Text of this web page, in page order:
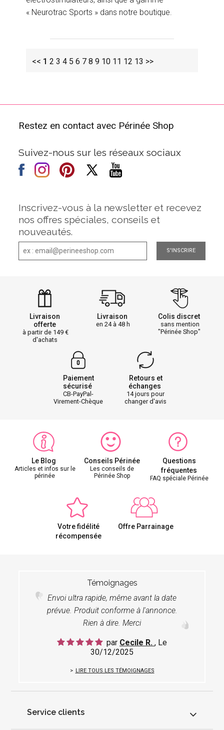
« Neurotrac Sports » dans notre boutique.
<< 1 2 3 4 5 6 7 8 9 10 11 12 13 >>
Restez en contact avec Périnée Shop
Suivez-nous sur les réseaux sociaux
Inscrivez-vous à la newsletter et recevez
nos offres spéciales, conseils et
nouveautés.
S'INSCRIRE
Livraison
offerte
à partir de 149
d'achats
Livraison
en 24 à 48 h
Colis discret
sans mention
"Périnée Shop"
Paiement
sécurisé
CB-PayPal-
Virement-Chèque
Retours et
échanges
14 jours pour
changer d'avis
Le Blog
Articles et infos sur le
périnée
Conseils Périnée
Les conseils de
Périnée Shop
Questions
fréquentes
FAQ spéciale Périnée
Votre fidélité
récompensée
Offre Parrainage
Témoignages
Envoi ultra rapide, même avant la date
prévue. Produit conforme à l'annonce.
Rien à dire. Merci
par Cecile R. , Le
30/12/2025
LIRE TOUS LES TÉMOIGNAGES
Service clients